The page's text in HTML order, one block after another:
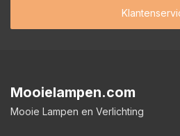
Mooielampen.com
Mooie Lampen en Verlichting